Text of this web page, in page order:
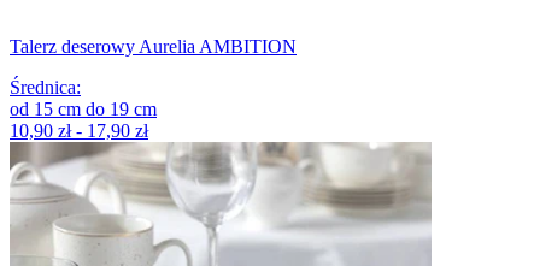
Talerz deserowy Aurelia AMBITION
Średnica:
od 15 cm do 19 cm
10,90 zł - 17,90 zł